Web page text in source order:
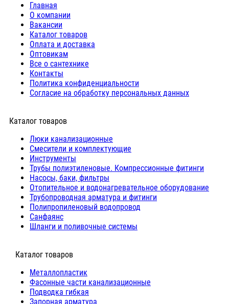
Главная
О компании
Вакансии
Каталог товаров
Оплата и доставка
Оптовикам
Все о сантехнике
Контакты
Политика конфиденциальности
Согласие на обработку персональных данных
Каталог товаров
Люки канализационные
Cмесители и комплектующие
Инструменты
Трубы полиэтиленовые. Компрессионные фитинги
Насосы, баки, фильтры
Отопительное и водонагревательное оборудование
Трубопроводная арматура и фитинги
Полипропиленовый водопровод
Санфаянс
Шланги и поливочные системы
⠀Каталог товаров
Металлопластик
Фасонные части канализационные
Подводка гибкая
Запорная арматура